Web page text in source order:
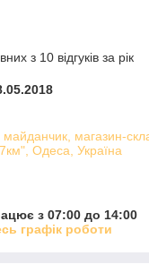
з 10 відгуків за рік
майданчик, магазин-
Одеса, Україна
з 07:00 до 14:00
графік роботи